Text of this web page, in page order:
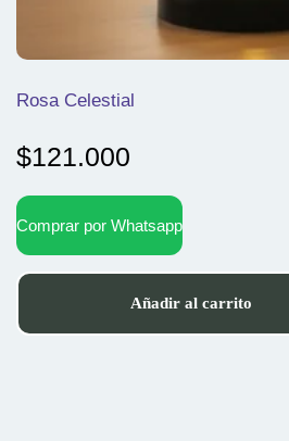
Rosa Celestial
$121.000
Comprar por Whatsapp
Añadir al carrito